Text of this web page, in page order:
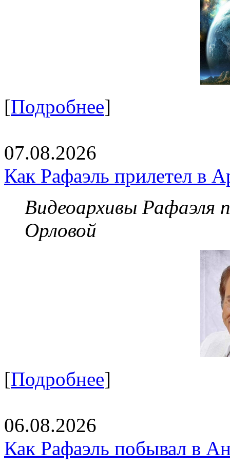
[Подробнее]
07.08.2026
Как Рафаэль прилетел в
Видеоархивы Рафаэля
Орловой
[Подробнее]
06.08.2026
Как Рафаэль побывал в